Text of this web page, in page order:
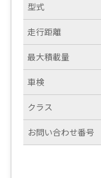
型式
走行距離
最大積載量
車検
クラス
お問い合わせ番号